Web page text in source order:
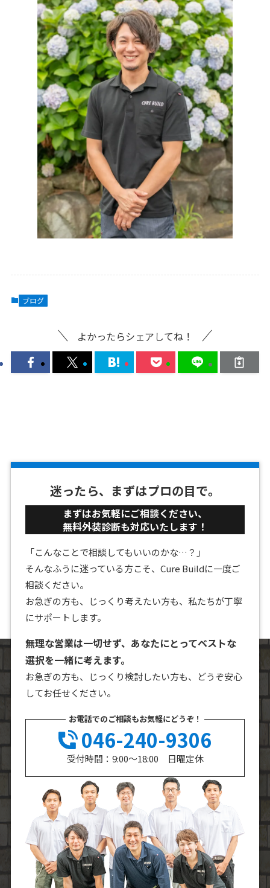
ブログ
よかったらシェアしてね！
迷ったら、まずはプロの目で。
まずはお気軽にご相談ください、
無料外装診断も対応いたします！
「こんなことで相談してもいいのかな…？」
そんなふうに迷っている方こそ、Cure Buildに一度ご
相談ください。
お急ぎの方も、じっくり考えたい方も、私たちが丁寧
にサポートします。
無理な営業は一切せず、あなたにとってベストな
選択を一緒に考えます。
お急ぎの方も、じっくり検討したい方も、どうぞ安心
してお任せください。
お電話でのご相談もお気軽にどうぞ！
046-240-9306
受付時間：9:00～18:00 日曜定休